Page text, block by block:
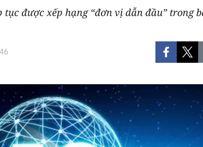
tục được xếp hạng “đơn vị dẫn đầu” trong